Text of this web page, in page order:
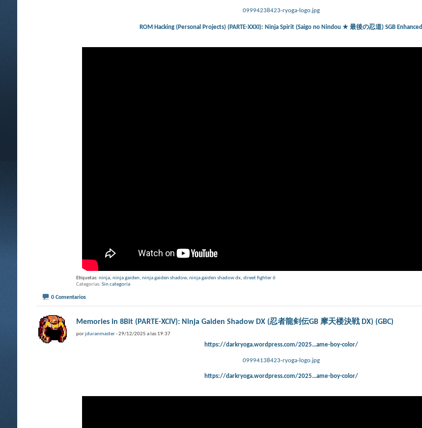
09994238423-ryoga-logo.jpg
ROM Hacking (Personal Projects) (PARTE-XXXI): Ninja Spirit (Saigo no Nindou ★ 最後の忍道) SGB Enhanced
Etiquetas: ninja, ninja gaiden, ninja gaiden shadow, ninja gaiden shadow dx, street fighter 6
Categorías Sin categoría
0 Comentarios
Memories in 8Bit (PARTE-XCIV): Ninja Gaiden Shadow DX (忍者龍剣伝GB 摩天楼決戦 DX) (GBC)
porjduranmaster- 29/12/2025 a las 19:37
https://darkryoga.wordpress.com/2025...ame-boy-color/
09994138423-ryoga-logo.jpg
https://darkryoga.wordpress.com/2025...ame-boy-color/